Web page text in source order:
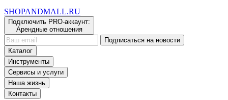
SHOPANDMALL.RU
Подключить PRO-аккаунт:
Арендные отношения
Подписаться на новости
Каталог
Инструменты
Сервисы и услуги
Наша жизнь
Контакты